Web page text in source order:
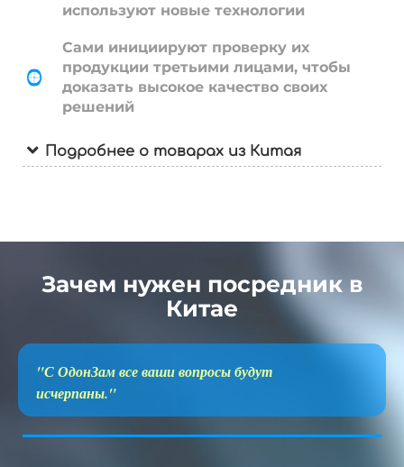
используют новые технологии
Сами инициируют проверку их
продукции третьими лицами, чтобы
доказать высокое качество своих
решений
Подробнее о товарах из Китая
Зачем нужен посредник в
Китае
"С ОдонЗам все ваши вопросы будут
исчерпаны."